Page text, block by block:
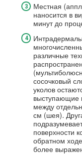
Местная
наносится в
минут до
различные
сосочковый
уколов
выступающие
между
см (шея).
поверхности
обратном
более